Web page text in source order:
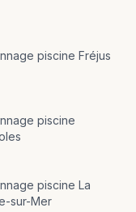
piscine Fréjus
piscine
piscine La
sur-Mer